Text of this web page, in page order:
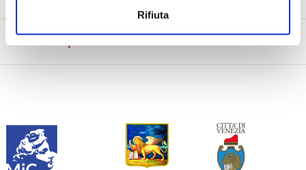
Rifiuta
Visit The Opera House